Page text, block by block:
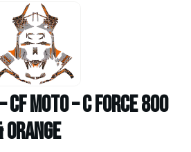
MOTO – C FORCE 800